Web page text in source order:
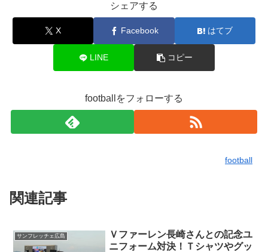
シェアする
X Facebook はてブ
LINE コピー
footballをフォローする
football
関連記事
サンフレッチェ広島
Ｖファーレン長崎さんとの記念ユ
ニフォーム対決！Ｔシャツやグッ